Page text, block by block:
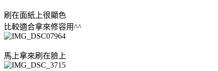
刷在面紙上很顯色
比較適合拿來修容用^^
馬上拿來刷在臉上